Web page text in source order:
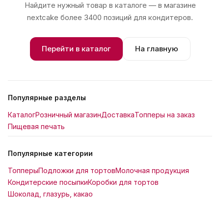
Найдите нужный товар в каталоге — в магазине
nextcake более 3400 позиций для кондитеров.
Перейти в каталог На главную
Популярные разделы
КаталогРозничный магазинДоставкаТопперы на заказ
Пищевая печать
Популярные категории
ТопперыПодложки для тортовМолочная продукция
Кондитерские посыпкиКоробки для тортов
Шоколад, глазурь, какао